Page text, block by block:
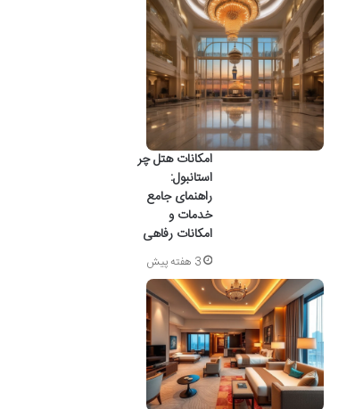
امکانات هتل چر
استانبول:
راهنمای جامع
خدمات و
امکانات رفاهی
3 هفته پیش